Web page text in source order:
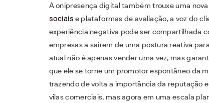
A onipresença digital também trouxe uma
sociais e plataformas de avaliação, a voz do
experiência negativa pode ser compartilhada
empresas a saírem de uma postura reativa
atual não é apenas vender uma vez, mas
que ele se torne um promotor espontâneo da
trazendo de volta a importância da reputação
vilas comerciais, mas agora em uma escala